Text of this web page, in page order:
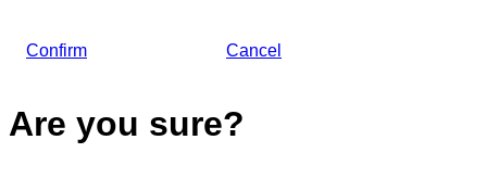
Confirm Cancel
Are you sure?